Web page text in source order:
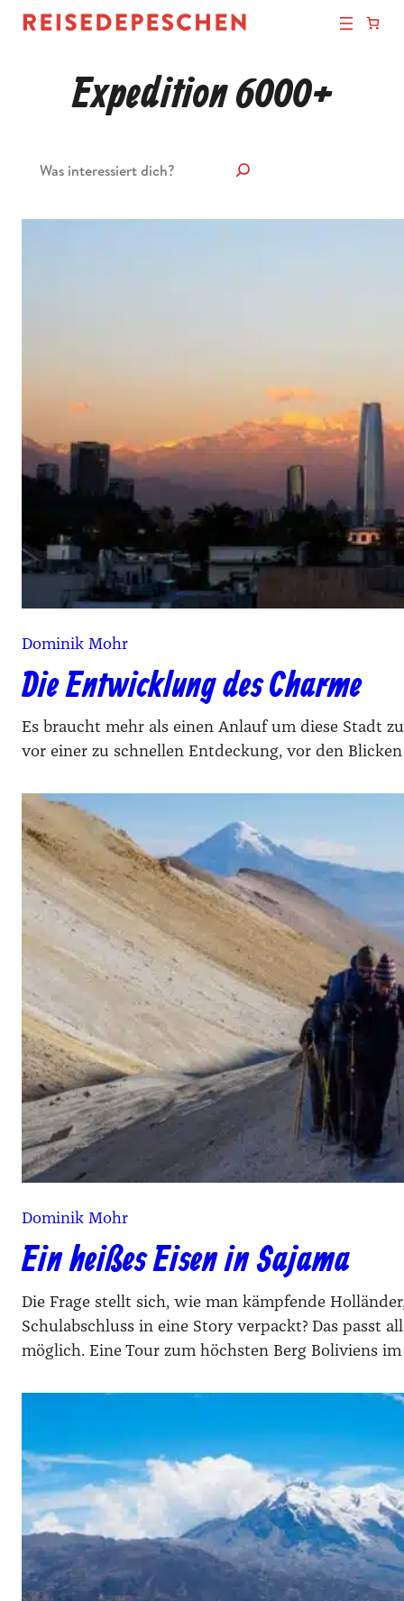
Expedition 6000+
Dominik Mohr
Die Entwicklung des Charme
Es braucht mehr als einen Anlauf um diese Stadt
vor einer zu schnellen Entdeckung, vor den
Dominik Mohr
Ein heißes Eisen in Sajama
Die Frage stellt sich, wie man kämpfende
Schulabschluss in eine Story verpackt? Das passt
möglich. Eine Tour zum höchsten Berg Boliviens